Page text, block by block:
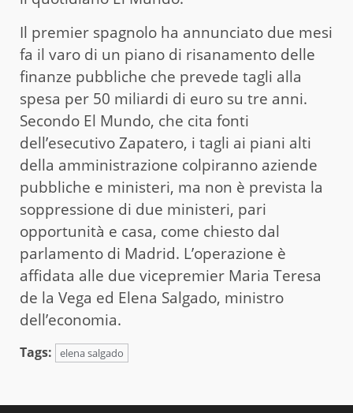
Il premier spagnolo ha annunciato due mesi
fa il varo di un piano di risanamento delle
finanze pubbliche che prevede tagli alla
spesa per 50 miliardi di euro su tre anni.
Secondo El Mundo, che cita fonti
dell’esecutivo Zapatero, i tagli ai piani alti
della amministrazione colpiranno aziende
pubbliche e ministeri, ma non è prevista la
soppressione di due ministeri, pari
opportunità e casa, come chiesto dal
parlamento di Madrid. L’operazione è
affidata alle due vicepremier Maria Teresa
de la Vega ed Elena Salgado, ministro
dell’economia.
Tags: elena salgado